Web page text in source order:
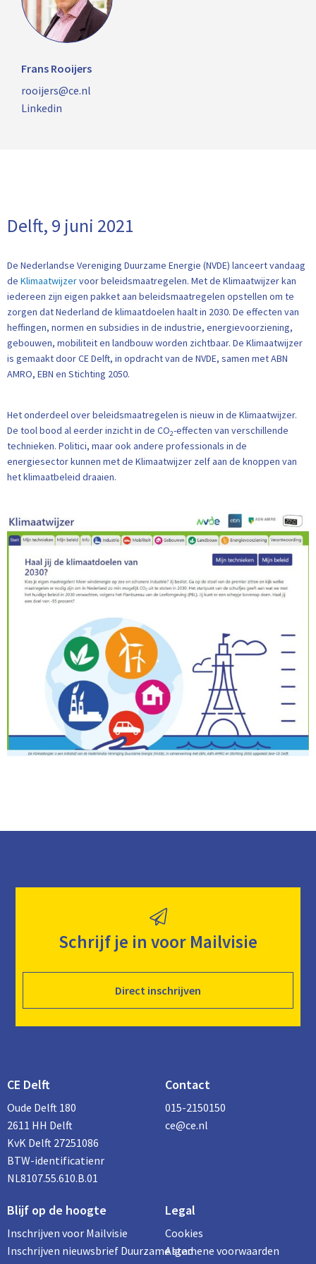
Delft, 9 juni 2021
De Nederlandse Vereniging Duurzame Energie (NVDE) lanceert vandaag
de Klimaatwijzervoor beleidsmaatregelen. Met de Klimaatwijzer kan
iedereen zijn eigen pakket aan beleidsmaatregelen opstellen om te
zorgen dat Nederland de klimaatdoelen haalt in 2030. De effecten van
heffingen, normen en subsidies in de industrie, energievoorziening,
gebouwen, mobiliteit en landbouw worden zichtbaar. De Klimaatwijzer
is gemaakt door CE Delft, in opdracht van de NVDE, samen met ABN
AMRO, EBN en Stichting 2050.
Het onderdeel over beleidsmaatregelen is nieuw in de Klimaatwijzer.
De tool bood al eerder inzicht in de CO2-effecten van verschillende
technieken. Politici, maar ook andere professionals in de
energiesector kunnen met de Klimaatwijzer zelf aan de knoppen van
het klimaatbeleid draaien.
Frans Rooijers
rooijers@ce.nl
Linkedin
Schrijf je in voor Mailvisie
Direct inschrijven
CE Delft
Oude Delft 180
2611 HH Delft
KvK Delft 27251086
BTW-identificatienr
NL8107.55.610.B.01
Contact
015-2150150
ce@ce.nl
Blijf op de hoogte
Inschrijven voor Mailvisie
Inschrijven nieuwsbrief Duurzame stad
Legal
Cookies
Algemene voorwaarden